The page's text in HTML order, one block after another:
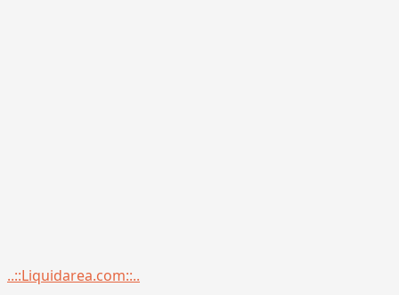
Menu
..::Liquidarea.com::..